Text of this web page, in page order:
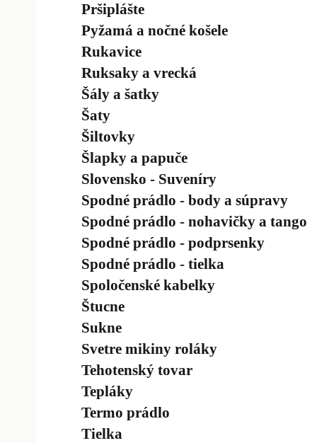
Pršiplášte
Pyžamá a nočné košele
Rukavice
Ruksaky a vrecká
Šály a šatky
Šaty
Šiltovky
Šlapky a papuče
Slovensko - Suveníry
Spodné prádlo - body a súpravy
Spodné prádlo - nohavičky a tango
Spodné prádlo - podprsenky
Spodné prádlo - tielka
Spoločenské kabelky
Štucne
Sukne
Svetre mikiny roláky
Tehotenský tovar
Tepláky
Termo prádlo
Tielka